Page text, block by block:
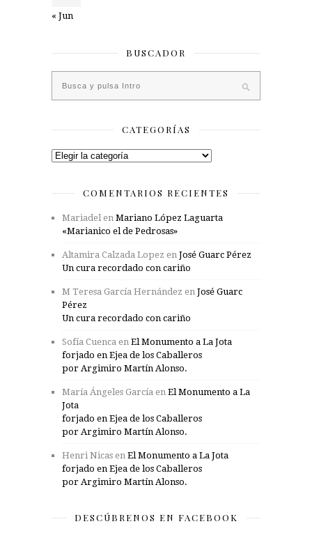
« Jun
BUSCADOR
CATEGORÍAS
Categorías
COMENTARIOS RECIENTES
Mariadelen Mariano López Laguarta
«Marianico el de Pedrosas»
Altamira Calzada Lopez en José Guarc Pérez
Un cura recordado con cariño
M Teresa García Hernández en José Guarc
Pérez
Un cura recordado con cariño
Sofía Cuenca en El Monumento a La Jota
forjado en Ejea de los Caballeros
por Argimiro Martín Alonso.
María Ángeles García en El Monumento a La
Jota
forjado en Ejea de los Caballeros
por Argimiro Martín Alonso.
Henri Nicas en El Monumento a La Jota
forjado en Ejea de los Caballeros
por Argimiro Martín Alonso.
DESCÚBRENOS EN FACEBOOK